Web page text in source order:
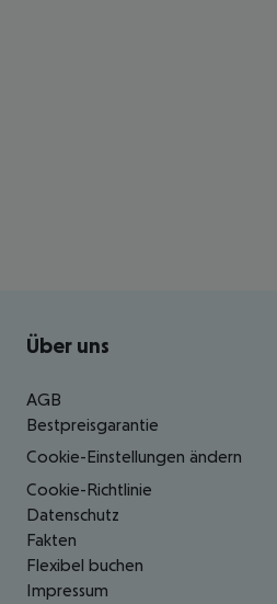
Footer navigation
Über uns
AGB
Bestpreisgarantie
Cookie-Einstellungen ändern
Cookie-Richtlinie
Datenschutz
Fakten
Flexibel buchen
Impressum